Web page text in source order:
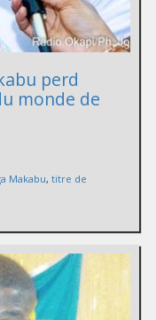
perd
monde de
Makabu, titre de